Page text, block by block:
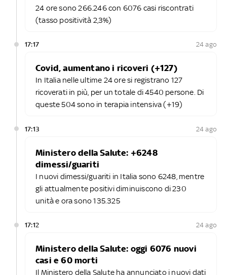
24 ore sono 266.246 con 6076 casi riscontrati
(tasso positività 2,3%)
17:17 24 ago
Covid, aumentano i ricoveri (+127)
In Italia nelle ultime 24 ore si registrano 127
ricoverati in più, per un totale di 4540 persone. Di
queste 504 sono in terapia intensiva (+19)
17:13 24 ago
Ministero della Salute: +6248
dimessi/guariti
I nuovi dimessi/guariti in Italia sono 6248, mentre
gli attualmente positivi diminuiscono di 230
unità e ora sono 135.325
17:12 24 ago
Ministero della Salute: oggi 6076 nuovi
casi e 60 morti
Il Ministero della Salute ha annunciato i nuovi dati